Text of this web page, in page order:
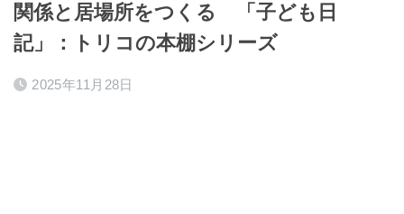
関係と居場所をつくる 「子ども日
記」：トリコの本棚シリーズ
2025年11月28日